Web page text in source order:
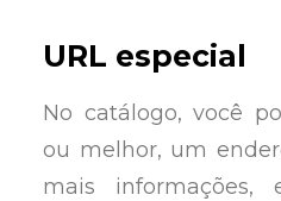
URL especial
No catálogo, você
ou melhor, um
mais informações,